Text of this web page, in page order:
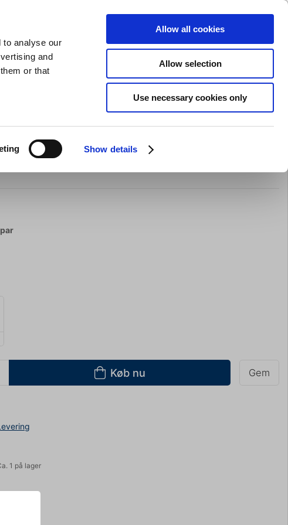
to analyse our
and
or that
Show details
Allow all cookies
Allow selection
Use necessary cookies only
Indkøbskurv (0)
Barudstyr Tilbud Brands Slibning
Høj Svang
Køb nu Gem
1 på lager